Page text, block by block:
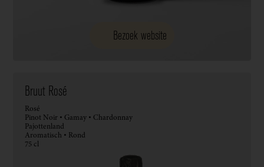
Bezoek website
Bruut Rosé
Rosé
Pinot Noir • Gamay • Chardonnay
Pajottenland
Aromatisch • Rond
75 cl